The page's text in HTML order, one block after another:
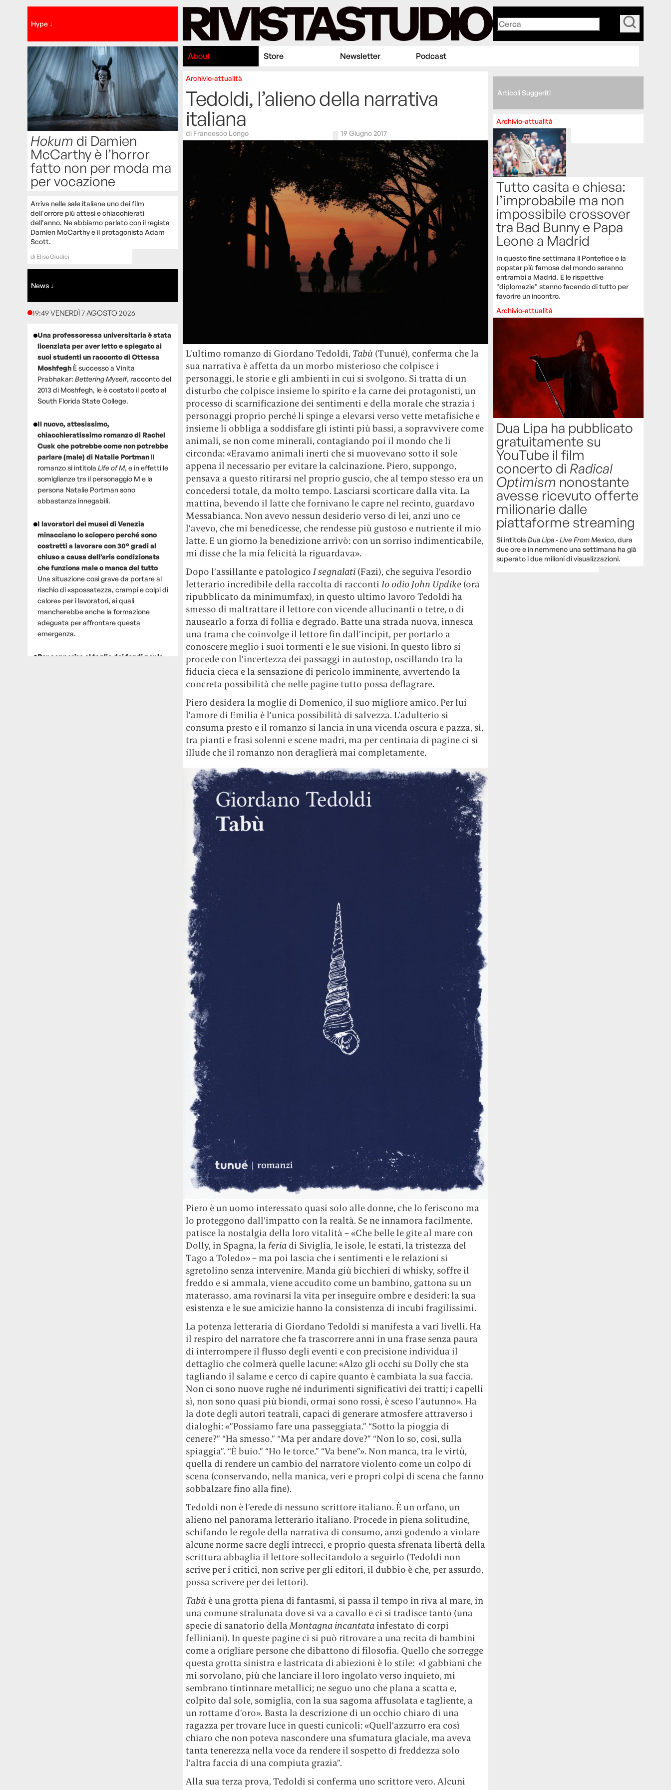
Hype ↓
Hokum di Damien
McCarthy è l’horror
fatto non per moda ma
per vocazione
Arriva nelle sale italiane uno dei film
dell'orrore più attesi e chiacchierati
dell'anno. Ne abbiamo parlato con il regista
Damien McCarthy e il protagonista Adam
Scott.
di Elisa Giudici
News ↓
19:49 VENERDÌ 7 AGOSTO 2026
Una professoressa universitaria è stata
licenziata per aver letto e spiegato ai
suoi studenti un racconto di Ottessa
Moshfegh È successo a Vinita
Prabhakar: Bettering Myself, racconto del
2013 di Moshfegh, le è costato il posto al
South Florida State College.
Il nuovo, attesissimo,
chiacchieratissimo romanzo di Rachel
Cusk che potrebbe come non potrebbe
parlare (male) di Natalie Portman Il
romanzo si intitola Life of M, e in effetti le
somiglianze tra il personaggio M e la
persona Natalie Portman sono
abbastanza innegabili.
I lavoratori dei musei di Venezia
minacciano lo sciopero perché sono
costretti a lavorare con 30° gradi al
chiuso a causa dell’aria condizionata
che funziona male o manca del tutto
Una situazione così grave da portare al
rischio di «spossatezza, crampi e colpi di
calore» per i lavoratori, ai quali
mancherebbe anche la formazione
adeguata per affrontare questa
emergenza.
Per sopperire al taglio dei fondi per la
About Store Newsletter Podcast
Archivio-attualità
Tedoldi, l’alieno della narrativa
italiana
di Francesco Longo 19 Giugno 2017
L’ultimo romanzo di Giordano Tedoldi, Tabù (Tunué), conferma che la
sua narrativa è affetta da un morbo misterioso che colpisce i
personaggi, le storie e gli ambienti in cui si svolgono. Si tratta di un
disturbo che colpisce insieme lo spirito e la carne dei protagonisti, un
processo di scarnificazione dei sentimenti e della morale che strazia i
personaggi proprio perché li spinge a elevarsi verso vette metafisiche e
insieme li obbliga a soddisfare gli istinti più bassi, a sopravvivere come
animali, se non come minerali, contagiando poi il mondo che li
circonda: «Eravamo animali inerti che si muovevano sotto il sole
appena il necessario per evitare la calcinazione. Piero, suppongo,
pensava a questo ritirarsi nel proprio guscio, che al tempo stesso era un
concedersi totale, da molto tempo. Lasciarsi scorticare dalla vita. La
mattina, bevendo il latte che fornivano le capre nel recinto, guardavo
Messabianca. Non avevo nessun desiderio verso di lei, anzi uno ce
l’avevo, che mi benedicesse, che rendesse più gustoso e nutriente il mio
latte. E un giorno la benedizione arrivò: con un sorriso indimenticabile,
mi disse che la mia felicità la riguardava».
Dopo l’assillante e patologico I segnalati (Fazi), che seguiva l’esordio
letterario incredibile della raccolta di racconti Io odio John Updike(ora
ripubblicato da minimumfax), in questo ultimo lavoro Tedoldi ha
smesso di maltrattare il lettore con vicende allucinanti o tetre, o di
nausearlo a forza di follia e degrado. Batte una strada nuova, innesca
una trama che coinvolge il lettore fin dall’incipit, per portarlo a
conoscere meglio i suoi tormenti e le sue visioni. In questo libro si
procede con l’incertezza dei passaggi in autostop, oscillando tra la
fiducia cieca e la sensazione di pericolo imminente, avvertendo la
concreta possibilità che nelle pagine tutto possa deflagrare.
Piero desidera la moglie di Domenico, il suo migliore amico. Per lui
l’amore di Emilia è l’unica possibilità di salvezza. L’adulterio si
consuma presto e il romanzo si lancia in una vicenda oscura e pazza, sì,
tra pianti e frasi solenni e scene madri, ma per centinaia di pagine ci si
illude che il romanzo non deraglierà mai completamente.
Piero è un uomo interessato quasi solo alle donne, che lo feriscono ma
lo proteggono dall’impatto con la realtà. Se ne innamora facilmente,
patisce la nostalgia della loro vitalità – «Che belle le gite al mare con
Dolly, in Spagna, la feria di Siviglia, le isole, le estati, la tristezza del
Tago a Toledo» – ma poi lascia che i sentimenti e le relazioni si
sgretolino senza intervenire. Manda giù bicchieri di whisky, soffre il
freddo e si ammala, viene accudito come un bambino, gattona su un
materasso, ama rovinarsi la vita per inseguire ombre e desideri: la sua
esistenza e le sue amicizie hanno la consistenza di incubi fragilissimi.
La potenza letteraria di Giordano Tedoldi si manifesta a vari livelli. Ha
il respiro del narratore che fa trascorrere anni in una frase senza paura
di interrompere il flusso degli eventi e con precisione individua il
dettaglio che colmerà quelle lacune: «Alzo gli occhi su Dolly che sta
tagliando il salame e cerco di capire quanto è cambiata la sua faccia.
Non ci sono nuove rughe né indurimenti significativi dei tratti; i capelli
sì, non sono quasi più biondi, ormai sono rossi, è sceso l’autunno». Ha
la dote degli autori teatrali, capaci di generare atmosfere attraverso i
dialoghi: «”Possiamo fare una passeggiata.” “Sotto la pioggia di
cenere?” “Ha smesso.” “Ma per andare dove?” “Non lo so, così, sulla
spiaggia”. “È buio.” “Ho le torce.” “Va bene”». Non manca, tra le virtù,
quella di rendere un cambio del narratore violento come un colpo di
scena (conservando, nella manica, veri e propri colpi di scena che fanno
sobbalzare fino alla fine).
Tedoldi non è l’erede di nessuno scrittore italiano. È un orfano, un
alieno nel panorama letterario italiano. Procede in piena solitudine,
schifando le regole della narrativa di consumo, anzi godendo a violare
alcune norme sacre degli intrecci, e proprio questa sfrenata libertà della
scrittura abbaglia il lettore sollecitandolo a seguirlo (Tedoldi non
scrive per i critici, non scrive per gli editori, il dubbio è che, per assurdo,
possa scrivere per dei lettori).
Tabù è una grotta piena di fantasmi, si passa il tempo in riva al mare, in
una comune stralunata dove si va a cavallo e ci si tradisce tanto (una
specie di sanatorio della Montagna incantatainfestato di corpi
felliniani). In queste pagine ci si può ritrovare a una recita di bambini
come a origliare persone che dibattono di filosofia. Quello che sorregge
questa grotta sinistra e lastricata di abiezioni è lo stile: «I gabbiani che
mi sorvolano, più che lanciare il loro ingolato verso inquieto, mi
sembrano tintinnare metallici; ne seguo uno che plana a scatta e,
colpito dal sole, somiglia, con la sua sagoma affusolata e tagliente, a
un rottame d’oro». Basta la descrizione di un occhio chiaro di una
ragazza per trovare luce in questi cunicoli: «Quell’azzurro era così
chiaro che non poteva nascondere una sfumatura glaciale, ma aveva
tanta tenerezza nella voce da rendere il sospetto di freddezza solo
l’altra faccia di una compiuta grazia”.
Alla sua terza prova, Tedoldi si conferma uno scrittore vero. Alcuni
Articoli Suggeriti
Archivio-attualità
Tutto casita e chiesa:
l’improbabile ma non
impossibile crossover
tra Bad Bunny e Papa
Leone a Madrid
In questo fine settimana il Pontefice e la
popstar più famosa del mondo saranno
entrambi a Madrid. E le rispettive
"diplomazie" stanno facendo di tutto per
favorire un incontro.
Archivio-attualità
Dua Lipa ha pubblicato
gratuitamente su
YouTube il film
concerto di Radical
Optimism nonostante
avesse ricevuto offerte
milionarie dalle
piattaforme streaming
Si intitolaDua Lipa - Live From Mexico, dura
due ore e in nemmeno una settimana ha già
superato i due milioni di visualizzazioni.